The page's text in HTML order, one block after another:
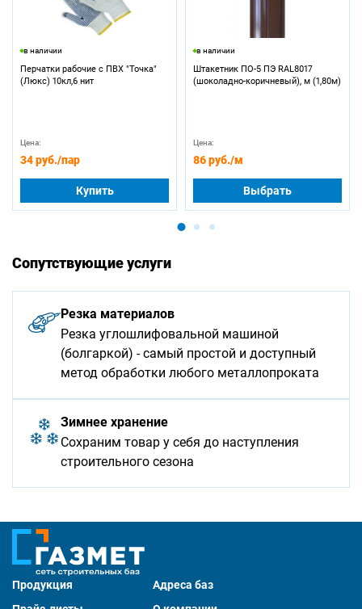
в наличии
Перчатки рабочие с ПВХ "Точка"
(Люкс) 10кл,6 нит
Цена:
34 руб./пар
Купить
в наличии
Штакетник ПО-5 ПЭ RAL8017
(шоколадно-коричневый), м (1,80м)
Цена:
86 руб./м
Выбрать
Сопутствующие услуги
Резка материалов
Резка углошлифовальной машиной
(болгаркой) - самый простой и доступный
метод обработки любого металлопроката
Зимнее хранение
Сохраним товар у себя до наступления
строительного сезона
Продукция
Адреса баз